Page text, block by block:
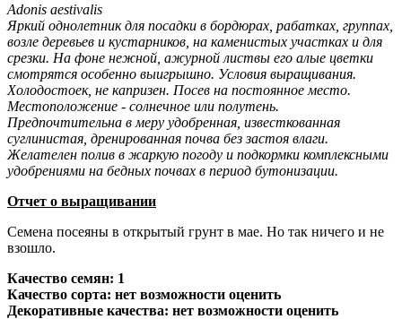
Adonis aestivalis
Яркий однолетник для посадки в бордюрах, рабатках, группах,
возле деревьев и кустарников, на каменистых участках и для
срезки. На фоне нежной, ажурной листвы его алые цветки
смотрятся особенно выигрышно. Условия выращивания.
Холодостоек, не капризен. Посев на постоянное место.
Местоположение - солнечное или полутень.
Предпочтительна в меру удобренная, известкованная
суглинистая, дренированная почва без застоя влаги.
Желателен полив в жаркую погоду и подкормки комплексными
удобрениями на бедных почвах в период бутонизации.
Отчет о выращивании
Семена посеяны в открытый грунт в мае. Но так ничего и не
взошло.
Качество семян: 1
Качество сорта: нет возможности оценить
Декоративные качества: нет возможности оценить